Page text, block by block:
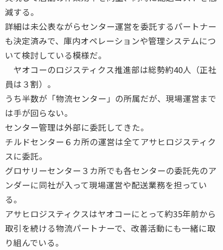
減する。
詳細は未公表ながらセンター運営を委託するパートナー
も決定済みで、庫内オペレーションや管理システムにつ
いて検討している模様だ。
ヤオコーのロジスティクス推進部は総勢約40人（正社
員は３割）。
うち半数が「物流センター」の所属だが、現場運営まで
は手が回らない。
センター管理は外部に委託してきた。
チルドセンター６カ所の運営は全てアサヒロジスティク
スに委託。
グロサリーセンター３カ所でも各センターの委託先のア
ンダーに同社が入って現場運営や配送業務を担ってい
る。
アサヒロジスティクスはヤオコーにとって約35年前から
取引を続ける物流パートナーで、改善活動にも一緒に取
り組んでいる。